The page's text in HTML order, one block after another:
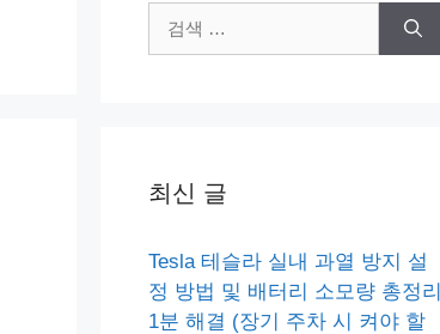
색:
최신 글
Tesla 테슬라 실내 과열 방지 설
정 방법 및 배터리 소모량 총정리
1분 해결 (장기 주차 시 켜야 할